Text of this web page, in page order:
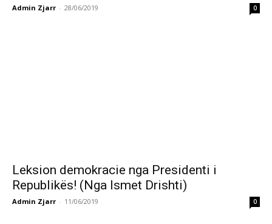
Admin Zjarr - 28/06/2019 0
Leksion demokracie nga Presidenti i
Republikës! (Nga Ismet Drishti)
Admin Zjarr - 11/06/2019 0